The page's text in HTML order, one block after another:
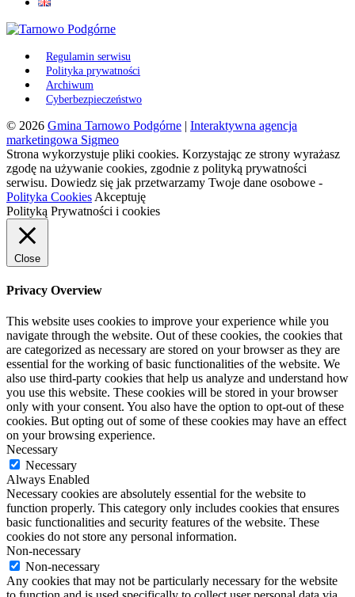
Regulamin serwisu
Polityka prywatności
Archiwum
Cyberbezpieczeństwo
© 2026 Gmina Tarnowo Podgórne | Interaktywna agencja
marketingowa Sigmeo
Strona wykorzystuje pliki cookies. Korzystając ze strony wyrażasz
zgodę na używanie cookies, zgodnie z polityką prywatności
serwisu. Dowiedz się jak przetwarzamy Twoje dane osobowe -
Polityka Cookies Akceptuję
Polityką Prywatności i cookies
Close
Privacy Overview
This website uses cookies to improve your experience while you
navigate through the website. Out of these cookies, the cookies that
are categorized as necessary are stored on your browser as they are
essential for the working of basic functionalities of the website. We
also use third-party cookies that help us analyze and understand how
you use this website. These cookies will be stored in your browser
only with your consent. You also have the option to opt-out of these
cookies. But opting out of some of these cookies may have an effect
on your browsing experience.
Necessary
Necessary
Always Enabled
Necessary cookies are absolutely essential for the website to
function properly. This category only includes cookies that ensures
basic functionalities and security features of the website. These
cookies do not store any personal information.
Non-necessary
Non-necessary
Any cookies that may not be particularly necessary for the website